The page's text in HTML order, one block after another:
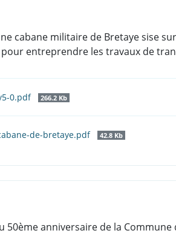
cabane militaire de Bretaye sise
pour entreprendre les travaux de
0.pdf 266.2 Kb
de-bretaye.pdf 42.8 Kb
50ème anniversaire de la